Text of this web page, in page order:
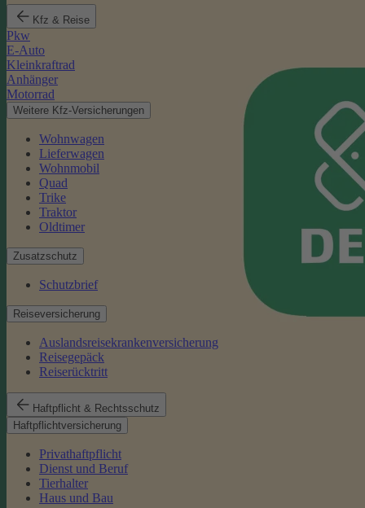
Kfz & Reise
Pkw
E-Auto
Kleinkraftrad
Anhänger
Motorrad
Weitere Kfz-Versicherungen
Wohnwagen
Lieferwagen
Wohnmobil
Quad
Trike
Traktor
Oldtimer
Zusatzschutz
Schutzbrief
Reiseversicherung
Auslandsreisekrankenversicherung
Reisegepäck
Reiserücktritt
Haftpflicht & Rechtsschutz
Haftpflichtversicherung
Privathaftpflicht
Dienst und Beruf
Tierhalter
Haus und Bau